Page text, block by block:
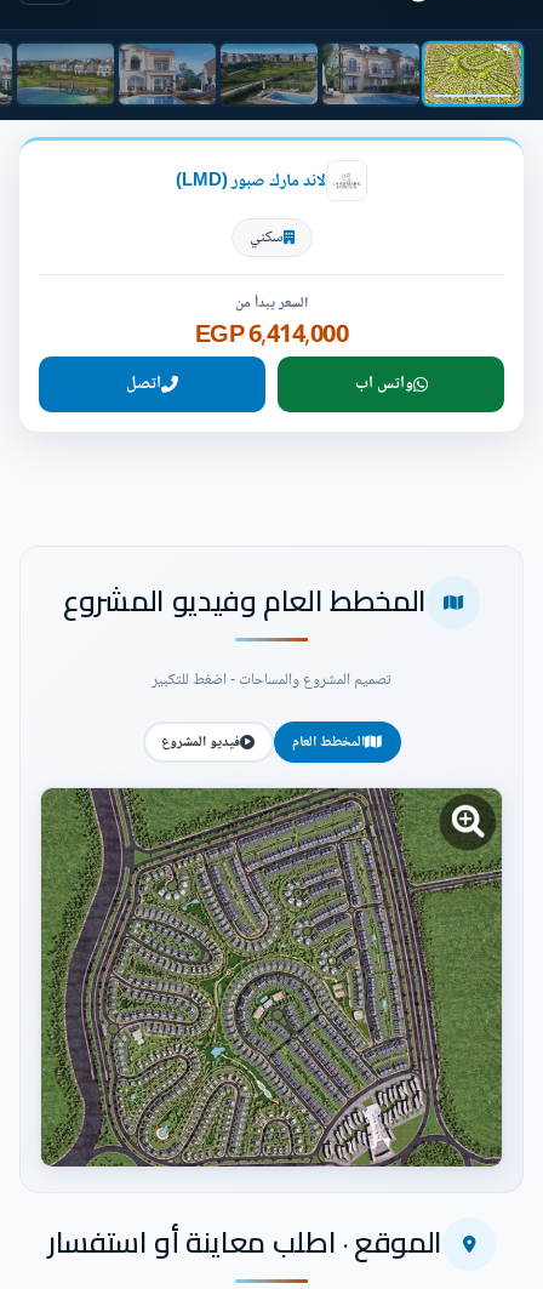
لاند مارك صبور (LMD)
سكني
السعر يبدأ من
6,414,000 EGP
واتس اب اتصل
المخطط العام وفيديو المشروع
تصميم المشروع والمساحات - اضغط للتكبير
المخطط العام فيديو المشروع
اضغط للتكبيرالموقع · اطلب معاينة أو استفسار